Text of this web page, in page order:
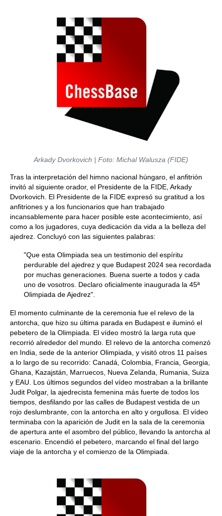
Arkady Dvorkovich | Foto: Michal Walusza (FIDE)
Tras la interpretación del himno nacional húngaro, el anfitrión
invitó al siguiente orador, el Presidente de la FIDE, Arkady
Dvorkovich. El Presidente de la FIDE expresó su gratitud a los
anfitriones y a los funcionarios que han trabajado
incansablemente para hacer posible este acontecimiento, así
como a los jugadores, cuya dedicación da vida a la belleza del
ajedrez. Concluyó con las siguientes palabras:
"Que esta Olimpiada sea un testimonio del espíritu
perdurable del ajedrez y que Budapest 2024 sea recordada
por muchas generaciones. Buena suerte a todos y cada
uno de vosotros. Declaro oficialmente inaugurada la 45ª
Olimpiada de Ajedrez".
El momento culminante de la ceremonia fue el relevo de la
antorcha, que hizo su última parada en Budapest e iluminó el
pebetero de la Olimpiada. El vídeo mostró la larga ruta que
recorrió alrededor del mundo. El relevo de la antorcha comenzó
en India, sede de la anterior Olimpiada, y visitó otros 11 países
a lo largo de su recorrido: Canadá, Colombia, Francia, Georgia,
Ghana, Kazajstán, Marruecos, Nueva Zelanda, Rumania, Suiza
y EAU. Los últimos segundos del vídeo mostraban a la brillante
Judit Polgar, la ajedrecista femenina más fuerte de todos los
tiempos, desfilando por las calles de Budapest vestida de un
rojo deslumbrante, con la antorcha en alto y orgullosa. El vídeo
terminaba con la aparición de Judit en la sala de la ceremonia
de apertura ante el asombro del público, llevando la antorcha al
escenario. Encendió el pebetero, marcando el final del largo
viaje de la antorcha y el comienzo de la Olimpiada.